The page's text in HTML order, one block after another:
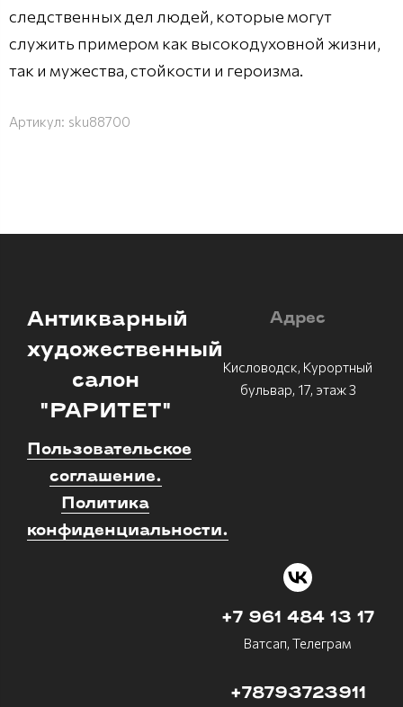
следственных дел людей, которые могут
служить примером как высокодуховной жизни,
так и мужества, стойкости и героизма.
Артикул: sku88700
Антикварный
художественный
салон
"РАРИТЕТ"
Пользовательское
соглашение.
Политика
конфиденциальности.
Адрес
Кисловодск, Курортный
бульвар, 17, этаж 3
+7 961 484 13 17
Ватсап, Телеграм
+78793723911